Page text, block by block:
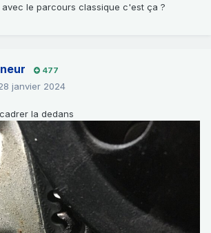
le parcours classique c'est ça ?
477
janvier 2024
la dedans